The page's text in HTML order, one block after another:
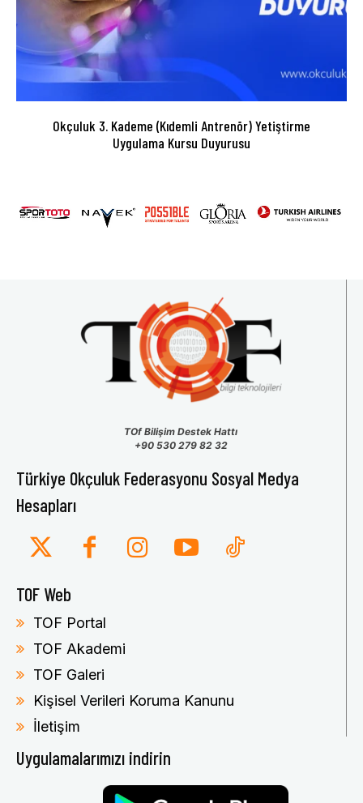
Okçuluk 3. Kademe (Kıdemli Antrenör) Yetiştirme
Uygulama Kursu Duyurusu
TOf Bilişim Destek Hattı
+90 530 279 82 32
Türkiye Okçuluk Federasyonu Sosyal Medya
Hesapları
TOF Web
TOF Portal
TOF Akademi
TOF Galeri
Kişisel Verileri Koruma Kanunu
İletişim
Uygulamalarımızı indirin